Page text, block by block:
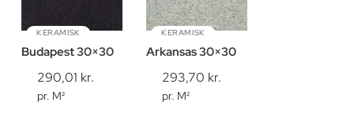
KERAMISK
Budapest 30×30
290,01 kr.
pr. M²
KERAMISK
Arkansas 30×30
293,70 kr.
pr. M²